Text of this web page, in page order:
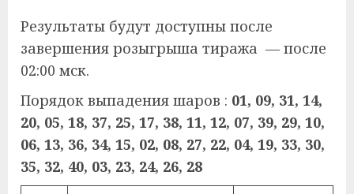
Результаты будут доступны после
завершения розыгрыша тиража — после
02:00 мск.
Порядок выпадения шаров : 01, 09, 31, 14,
20, 05, 18, 37, 25, 17, 38, 11, 12, 07, 39, 29, 10,
06, 13, 36, 34, 15, 02, 08, 27, 22, 04, 19, 33, 30,
35, 32, 40, 03, 23, 24, 26, 28